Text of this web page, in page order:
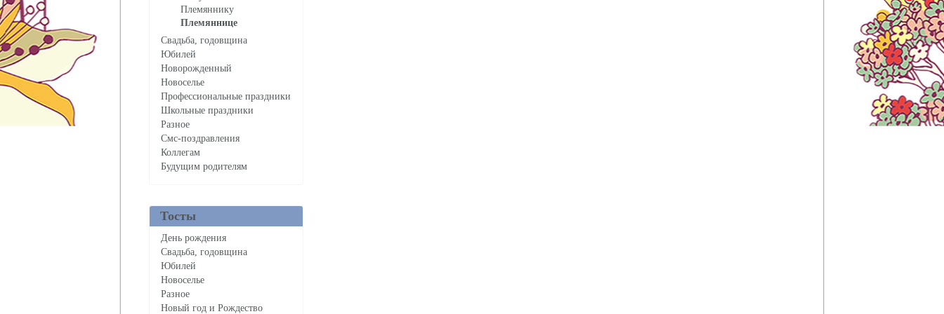
Племяннику
Племяннице
Свадьба, годовщина
Юбилей
Новорожденный
Новоселье
Профессиональные праздники
Школьные праздники
Разное
Смс-поздравления
Коллегам
Будущим родителям
Тосты
День рождения
Свадьба, годовщина
Юбилей
Новоселье
Разное
Новый год и Рождество